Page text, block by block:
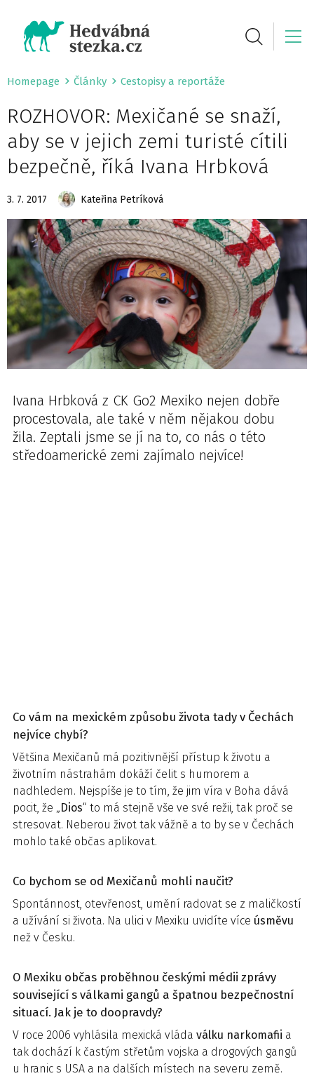
Homepage Články Cestopisy a reportáže
ROZHOVOR: Mexičané se snaží,
aby se v jejich zemi turisté cítili
bezpečně, říká Ivana Hrbková
3. 7. 2017 Kateřina Petríková
Ivana Hrbková z CK Go2 Mexiko nejen dobře
procestovala, ale také v něm nějakou dobu
žila. Zeptali jsme se jí na to, co nás o této
středoamerické zemi zajímalo nejvíce!
Co vám na mexickém způsobu života tady v Čechách
nejvíce chybí?
Většina Mexičanů má pozitivnější přístup k životu a
životním nástrahám dokáží čelit s humorem a
nadhledem. Nejspíše je to tím, že jim víra v Boha dává
pocit, že „Dios“ to má stejně vše ve své režii, tak proč se
stresovat. Neberou život tak vážně a to by se v Čechách
mohlo také občas aplikovat.
Co bychom se od Mexičanů mohli naučit?
Spontánnost, otevřenost, umění radovat se z maličkostí
a užívání si života. Na ulici v Mexiku uvidíte více úsměvu
než v Česku.
O Mexiku občas proběhnou českými médii zprávy
související s válkami gangů a špatnou bezpečnostní
situací. Jak je to doopravdy?
V roce 2006 vyhlásila mexická vláda válku narkomafii a
tak dochází k častým střetům vojska a drogových gangů
u hranic s USA a na dalších místech na severu země.